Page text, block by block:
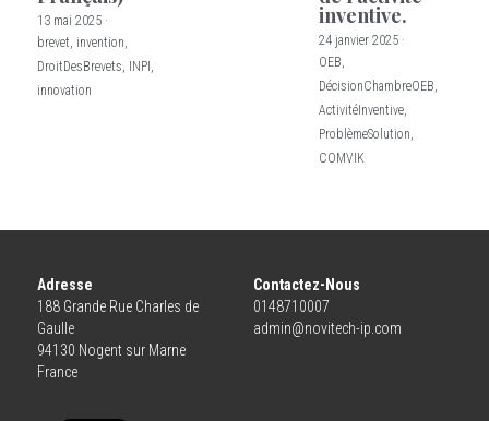
13 mai 2025 ·
brevet, invention,
DroitDesBrevets,
INPI,
innovation
inventive.
24 janvier 2025 ·
OEB,
DécisionChambreOEB,
ActivitéInventive,
ProblèmeSolution,
COMVIK
Adresse
188 Grande Rue Charles de
Gaulle
94130 Nogent sur Marne
France
Contactez-Nous
0148710007
admin@novitech-ip.com